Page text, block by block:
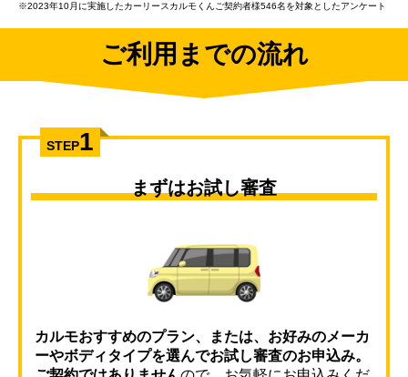
※2023年10月に実施したカーリースカルモくんご契約者様546名を対象としたアンケート
ご利用までの流れ
STEP1
まずはお試し審査
カルモおすすめのプラン、または、お好みのメーカ
ーやボディタイプを選んでお試し審査のお申込み。